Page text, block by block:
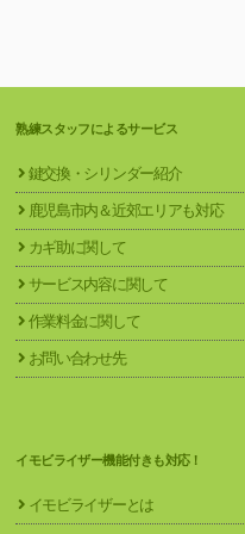
熟練スタッフによるサービス
鍵交換・シリンダー紹介
鹿児島市内＆近郊エリアも対応
カギ助に関して
サービス内容に関して
作業料金に関して
お問い合わせ先
イモビライザー機能付きも対応！
イモビライザーとは